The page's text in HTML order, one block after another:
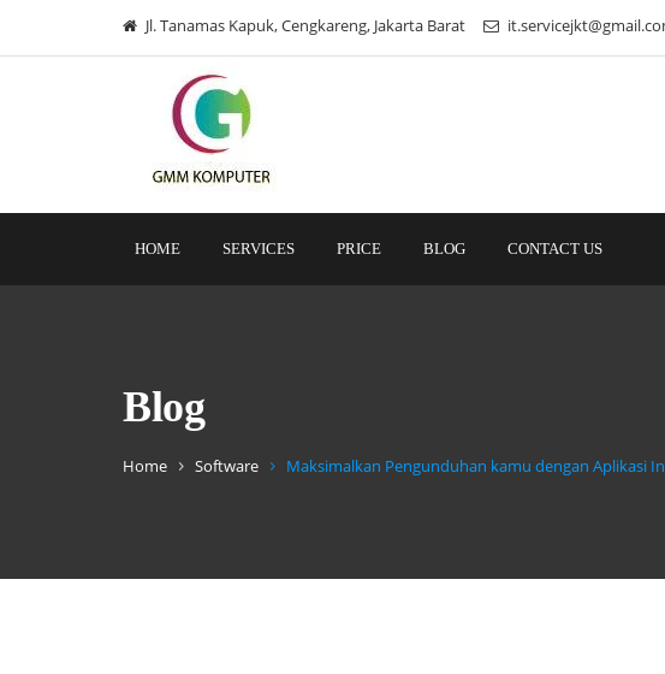
Jl. Tanamas Kapuk, Cengkareng, Jakarta Barat
HOME SERVICES PRICE BLOG CONTACT US
Blog
Home Software Maksimalkan Pengunduhan kamu dengan Aplikasi